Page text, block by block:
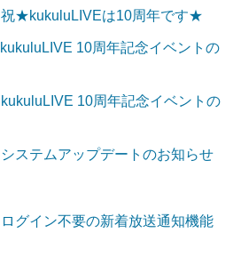
祝★kukuluLIVEは10周年です★
kukuluLIVE 10周年記念イベントの
kukuluLIVE 10周年記念イベントの
システムアップデートのお知らせ
ログイン不要の新着放送通知機能